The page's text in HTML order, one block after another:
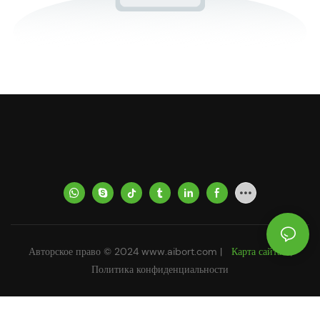
Авторское право © 2024 www.aibort.com | Карта сайта
Политика конфиденциальности